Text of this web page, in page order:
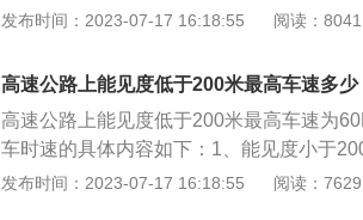
车辆注意安全。各种能见度下的安全行车
上的行车间距。小于200米大于100米：必
速不得超过60km/h，保持100米以上的行
启近光灯、示宽灯和前后雾灯，时速不得
距。小于50米：车辆禁止驶入高速公路。
定开启有关灯光，驶离雾区，时速不得超
发布时间：2023-07-17 16:18:55 阅读：8041
高速公路上能见度低于200米最高车速多少
高速公路上能见度低于200米最高车速为
车时速的具体内容如下：1、能见度小于
前后位灯，车速不得超过每小时60公里，
发布时间：2023-07-17 16:18:55 阅读：7629